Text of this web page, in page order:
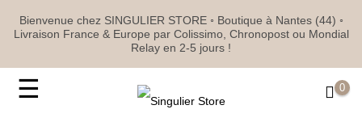
Bienvenue chez SINGULIER STORE ◦ Boutique à Nantes (44) ◦
Livraison France & Europe par Colissimo, Chronopost ou Mondial
Relay en 2-5 jours !
0
Basculer
☰